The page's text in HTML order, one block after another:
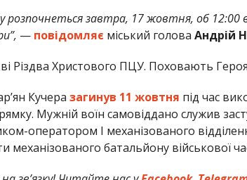
розпочнеться завтра, 17 жовтня, об 12:00
— повідомляє міський голова Андрій
Різдва Христового ПЦУ. Поховають
Кучера загинув 11 жовтня під час
Мужній воїн самовіддано служив
оператором І механізованого
механізованого батальйону військової